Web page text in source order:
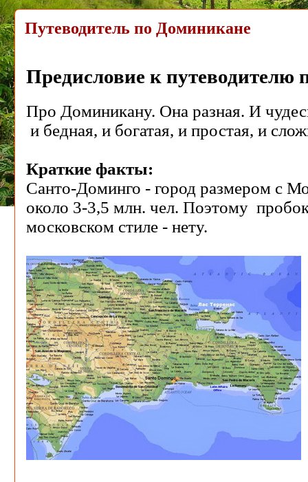
Путеводитель по Доминикане
Предисловие к путеводителю
Про Доминикану. Она разная. И
и бедная, и богатая, и простая, и
Краткие факты:
Санто-Доминго - город размером с
около 3-3,5 млн. чел. Поэтому
московском стиле - нету.